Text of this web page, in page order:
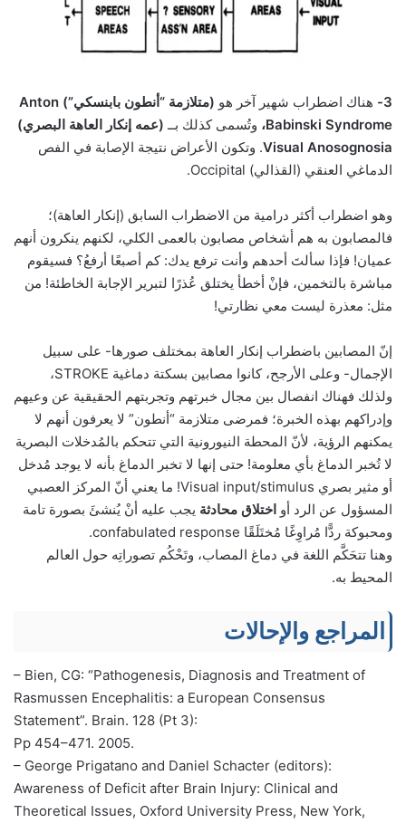
3- هناك اضطراب شهير آخر هو
(متلازمة “أنطون بابنسكي”) Anton
Babinski Syndrome، وتُسمى كذلك بــ(عمه إنكار العاهة البصري)
Visual Anosognosia. وتكون الأعراض نتيجة الإصابة في الفص
الدماغي العنقي (القذالي) Occipital.
وهو اضطراب أكثر درامية من الاضطراب السابق (إنكار العاهة)؛
فالمصابون به هم أشخاص مصابون بالعمى الكلي، لكنهم ينكرون أنهم
عميان! فإذا سألتَ أحدهم وأنت ترفع يدك: كم أصبعًا أرفعُ؟ فسيقوم
مباشرة بالتخمين، فإنْ أخطأ يختلق عُذرًا لتبرير الإجابة الخاطئة! من
مثل: معذرة ليست معي نظارتي!
إنّ المصابين باضطراب إنكار العاهة بمختلف صورها- على سبيل
الإجمال- وعلى الأرجح، كانوا مصابين بسكتة دماغية STROKE،
ولذلك فهناك انفصال بين مجال خبرتهم وتجربتهم الحقيقية عن وعيهم
وإدراكهم بهذه الخبرة؛ فمرضى متلازمة “أنطون” لا يعرفون أنهم لا
يمكنهم الرؤية، لأنّ المحطة النيورونية التي تتحكم بالمُدخلات البصرية
لا تُخبر الدماغ بأي معلومة! حتى إنها لا تخبر الدماغ بأنه لا يوجد مُدخل
أو مثير بصري Visual input/stimulus! ما يعني أنّ المركز العصبي
المسؤول عن الرد أو اختلاق محادثة يجب عليه أنْ يُنشئَ بصورة تامة
ومحبوكة ردًّا مُراوِغًا مُختَلَقًا confabulated response.
وهنا تتحَكَّم اللغة في دماغ المصاب، وتَحْكُم تصوراتِه حول العالم
المحيط به.
المراجع والإحالات
– Bien, CG: “Pathogenesis, Diagnosis and Treatment of
Rasmussen Encephalitis: a European Consensus
Statement”. Brain. 128 (Pt 3):
Pp 454–471. 2005.
– George Prigatano and Daniel Schacter (editors):
Awareness of Deficit after Brain Injury: Clinical and
Theoretical Issues, Oxford University Press, New York,